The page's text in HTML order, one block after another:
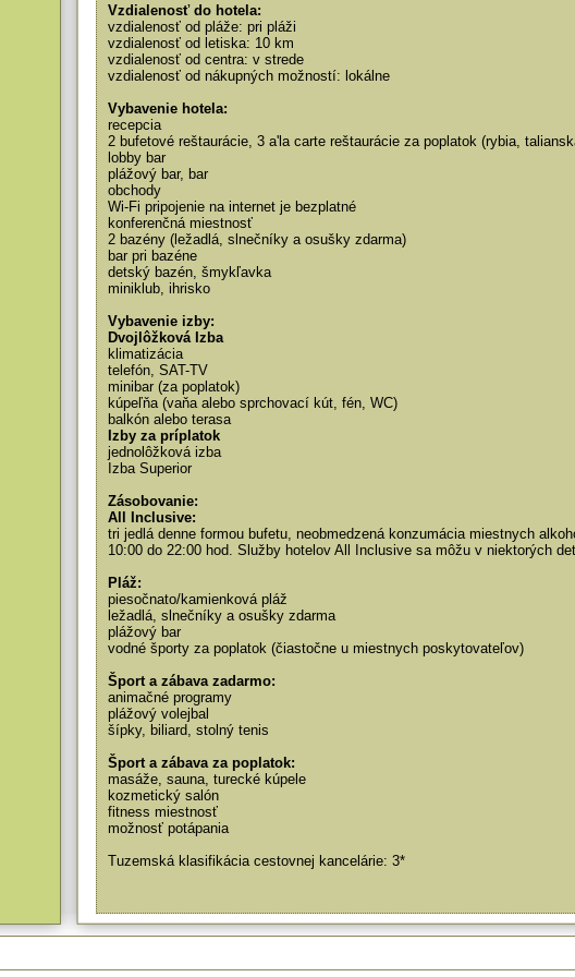
Vzdialenosť do hotela:
vzdialenosť od pláže: pri pláži
vzdialenosť od letiska: 10 km
vzdialenosť od centra: v strede
vzdialenosť od nákupných možností: lokálne
Vybavenie hotela:
recepcia
2 bufetové reštaurácie, 3 a'la carte reštaurácie za poplatok (rybia,
lobby bar
plážový bar, bar
obchody
Wi-Fi pripojenie na internet je bezplatné
konferenčná miestnosť
2 bazény (ležadlá, slnečníky a osušky zdarma)
bar pri bazéne
detský bazén, šmykľavka
miniklub, ihrisko
Vybavenie izby:
Dvojlôžková Izba
klimatizácia
telefón, SAT-TV
minibar (za poplatok)
kúpeľňa (vaňa alebo sprchovací kút, fén, WC)
balkón alebo terasa
Izby za príplatok
jednolôžková izba
Izba Superior
Zásobovanie:
All Inclusive:
tri jedlá denne formou bufetu, neobmedzená konzumácia miestnych
10:00 do 22:00 hod. Služby hotelov All Inclusive sa môžu v niektorých
Pláž:
piesočnato/kamienková pláž
ležadlá, slnečníky a osušky zdarma
plážový bar
vodné športy za poplatok (čiastočne u miestnych poskytovateľov)
Šport a zábava zadarmo:
animačné programy
plážový volejbal
šípky, biliard, stolný tenis
Šport a zábava za poplatok:
masáže, sauna, turecké kúpele
kozmetický salón
fitness miestnosť
možnosť potápania
Tuzemská klasifikácia cestovnej kancelárie: 3*